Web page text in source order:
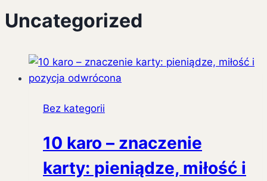
Uncategorized
Bez kategorii
10 karo – znaczenie
karty: pieniądze, miłość i